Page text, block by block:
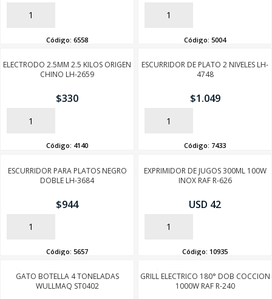
AÑADIR
Código: 6558
AÑADIR
Código: 5004
ELECTRODO 2.5MM 2.5 KILOS ORIGEN
CHINO LH-2659
$330
AÑADIR
Código: 4140
ESCURRIDOR DE PLATO 2 NIVELES LH-
4748
$1.049
AÑADIR
Código: 7433
ESCURRIDOR PARA PLATOS NEGRO
DOBLE LH-3684
$944
AÑADIR
Código: 5657
EXPRIMIDOR DE JUGOS 300ML 100W
INOX RAF R-626
USD 42
AÑADIR
Código: 10935
GATO BOTELLA 4 TONELADAS
WULLMAQ ST0402
GRILL ELECTRICO 180° DOB COCCION
1000W RAF R-240